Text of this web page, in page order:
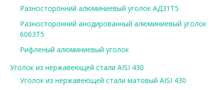
Разносторонний алюминиевый уголок АД31Т5
Разносторонний анодированный алюминиевый уголок
6063Т5
Рифленый алюминиевый уголок
Уголок из нержавеющей стали AISI 430
Уголок из нержавеющей стали матовый AISI 430